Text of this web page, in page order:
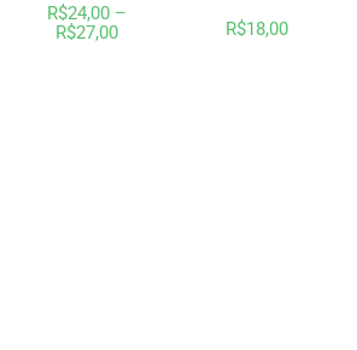
R$24,00 –
R$27,00 R$18,00